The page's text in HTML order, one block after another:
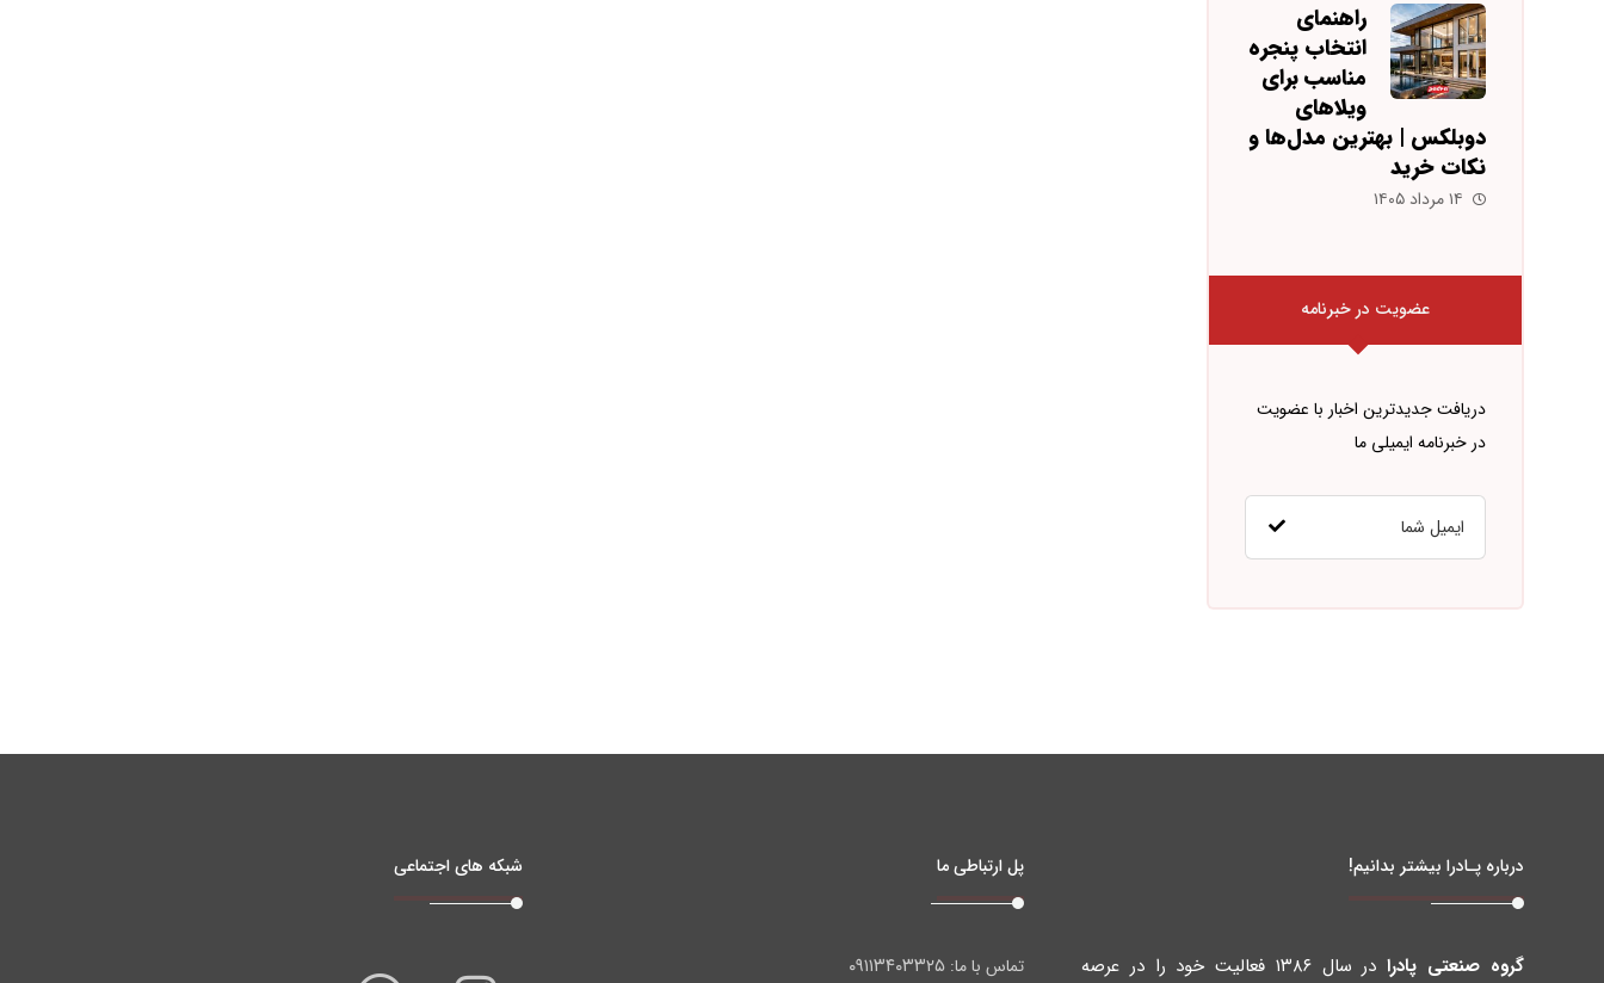
راهنمای
انتخاب پنجره
مناسب برای
ویلاهای
دوبلکس | بهترین مدل‌ها و
نکات خرید
۱۴ مرداد ۱۴۰۵
عضویت در خبرنامه
دریافت جدیدترین اخبار با عضویت
در خبرنامه ایمیلی ما
درباره پـادرا بیشتر بدانیم!
گروه صنعتی پادرا
در سال ۱۳۸۶ فعالیت خود را در عرصه
پل ارتباطی ما
تماس با ما:۰۹۱۱۳۴۰۳۳۲۵
شبکه های اجتماعی